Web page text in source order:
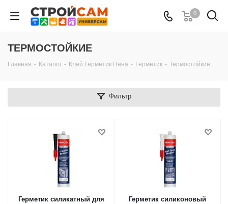
0
ТЕРМОСТОЙКИЕ
Главная - Каталог - Клей Герметик Пена - Герметик - Термостойкие
Фильтр
Герметик силикатный для
Герметик силиконовый